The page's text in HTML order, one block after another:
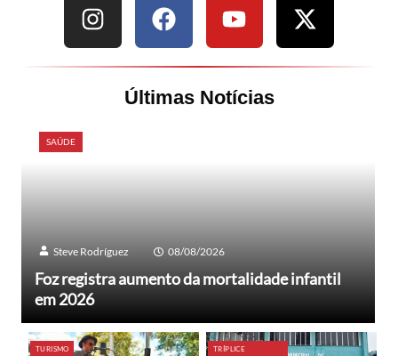
Últimas Notícias
SAÚDE
Steve Rodríguez 08/08/2026
Foz registra aumento da mortalidade infantil
em 2026
TURISMO
TRÍPLICE